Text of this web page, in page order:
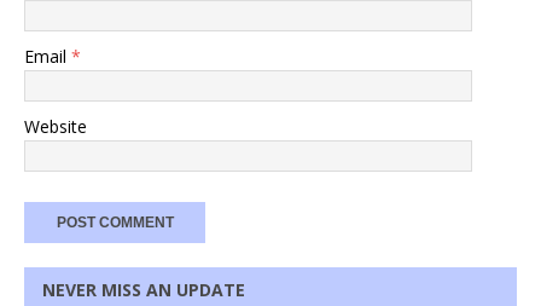
Email *
Website
NEVER MISS AN UPDATE